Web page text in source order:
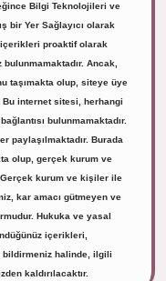
Bilgi Teknolojileri ve
bir Yer Sağlayıcı olarak
proaktif olarak
Ancak,
taşımakta olup, siteye üye
internet sitesi, herhangi
bulunmamaktadır.
paylaşılmaktadır. Burada
olup, gerçek kurum ve
Gerçek kurum ve kişiler ile
kar amacı gütmeyen ve
Hukuka ve yasal
içerikleri,
bildirmeniz halinde, ilgili
kaldırılacaktır.